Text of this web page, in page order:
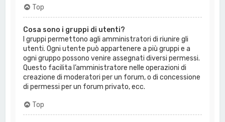
Top
Cosa sono i gruppi di utenti?
I gruppi permettono agli amministratori di riunire gli
utenti. Ogni utente può appartenere a più gruppi e a
ogni gruppo possono venire assegnati diversi permessi.
Questo facilita l’amministratore nelle operazioni di
creazione di moderatori per un forum, o di concessione
di permessi per un forum privato, ecc.
Top